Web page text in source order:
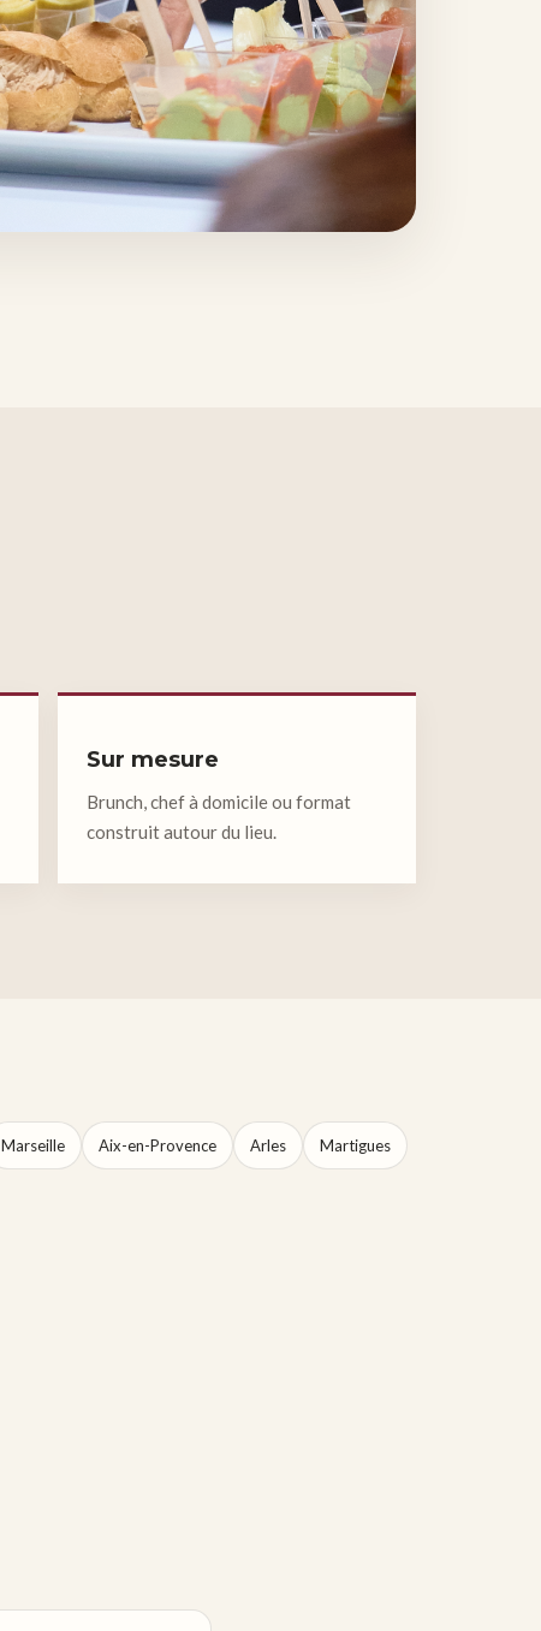
Sur mesure
Brunch, chef à domicile ou format
construit autour du lieu.
Marseille Aix-en-Provence Arles Martigues